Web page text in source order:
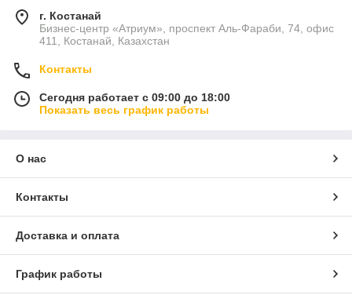
г. Костанай
Бизнес-центр «Атриум», проспект Аль-Фараби, 74, офис
411, Костанай, Казахстан
Контакты
Сегодня работает с 09:00 до 18:00
Показать весь график работы
О нас
Контакты
Доставка и оплата
График работы